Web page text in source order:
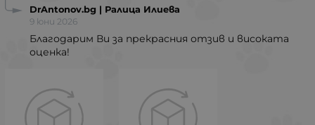
DrAntonov.bg | Ралица Илиева
9 юни 2026
Благодарим Ви за прекрасния отзив и високата
оценка!